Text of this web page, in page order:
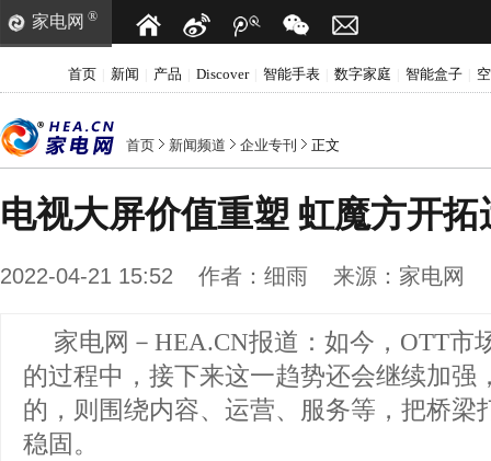
家电网 ®
首页 新闻 产品 Discover 智能手表 数字家庭 智能盒子
首页 新闻频道 企业专刊 正文
电视大屏价值重塑 虹魔方开
2022-04-21 15:52 作者： 细雨 来源： 家电网
家电网－HEA.CN报道： 如今，OTT市
的过程中，接下来这一趋势还会继续加强
的，则围绕内容、运营、服务等，把桥梁
稳固。